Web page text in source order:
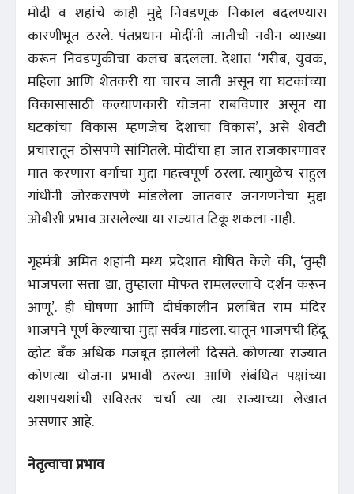
मोदी व शहांचे काही मुद्दे निवडणूक निकाल बदलण्यास
कारणीभूत ठरले. पंतप्रधान मोदींनी जातीची नवीन व्याख्या
करून निवडणुकीचा कलच बदलला. देशात ‘गरीब, युवक,
महिला आणि शेतकरी या चारच जाती असून या घटकांच्या
विकासासाठी कल्याणकारी योजना राबविणार असून या
घटकांचा विकास म्हणजेच देशाचा विकास’, असे शेवटी
प्रचारातून ठोसपणे सांगितले. मोदींचा हा जात राजकारणावर
मात करणारा वर्गाचा मुद्दा महत्त्वपूर्ण ठरला. त्यामुळेच राहुल
गांधींनी जोरकसपणे मांडलेला जातवार जनगणनेचा मुद्दा
ओबीसी प्रभाव असलेल्या या राज्यात टिकू शकला नाही.
गृहमंत्री अमित शहांनी मध्य प्रदेशात घोषित केले की, ‘तुम्ही
भाजपला सत्ता द्या, तुम्हाला मोफत रामलल्लाचे दर्शन करून
आणू’. ही घोषणा आणि दीर्घकालीन प्रलंबित राम मंदिर
भाजपने पूर्ण केल्याचा मुद्दा सर्वत्र मांडला. यातून भाजपची हिंदू
व्होट बँक अधिक मजबूत झालेली दिसते. कोणत्या राज्यात
कोणत्या योजना प्रभावी ठरल्या आणि संबंधित पक्षांच्या
यशापयशांची सविस्तर चर्चा त्या त्या राज्याच्या लेखात
असणार आहे.
नेतृत्वाचा प्रभाव